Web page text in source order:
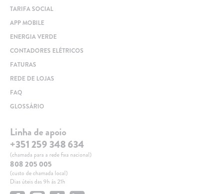
TARIFA SOCIAL
APP MOBILE
ENERGIA VERDE
CONTADORES ELÉTRICOS
FATURAS
REDE DE LOJAS
FAQ
GLOSSÁRIO
Linha de apoio
+351 259 348 634
(chamada para a rede fixa nacional)
808 205 005
(custo de chamada local)
Dias úteis das 9h às 21h